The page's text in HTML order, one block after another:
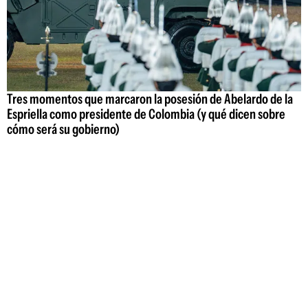
Tres momentos que marcaron la posesión de Abelardo de la
Espriella como presidente de Colombia (y qué dicen sobre
cómo será su gobierno)